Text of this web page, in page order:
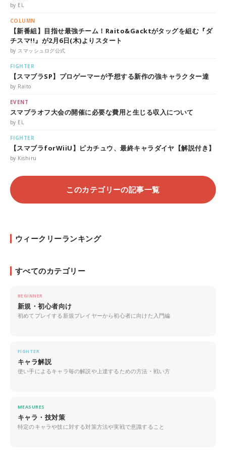
by EL
COLUMN
【新番組】目指せ最強チーム！Raito&Gacktがタッグを組む『ダ
チスマ!!』が2月6日(木)よりスタート
by スマッシュログ公式
FIGHTER
【スマブラSP】プロゲーマーが予想する新作の強キャラクター達
by Raito
EVENT
スマブラオフ大会の開催に必要な費用と生じる収入について
by EL
FIGHTER
【スマブラforWiiU】ピカチュウ、最終キャラダイヤ【解説付き】
by Kishiru
このカテゴリーの記事一覧
ウィークリーランキング
すべてのカテゴリー
BEGINNER
新規・初心者向け
初めてプレイする新規プレイヤーから初心者に向けた入門編
FIGHTER
キャラ解説
使い手によるキャラ毎の解説や上達するための方法・戦い方
MEASURES
キャラ・技対策
特定のキャラや技に対する対策方法や実戦で意識すること